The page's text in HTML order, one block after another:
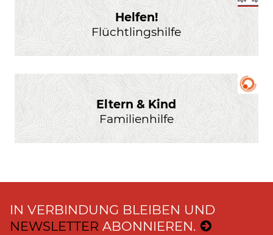
Helfen!
Flüchtlingshilfe
Eltern & Kind
Familienhilfe
IN VERBINDUNG BLEIBEN UND
NEWSLETTER ABONNIEREN.